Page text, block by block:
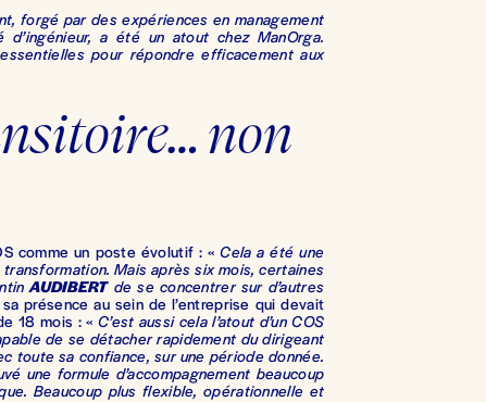
forgé par des expériences en management
a été un atout chez ManOrga.
pour répondre efficacement aux
non
comme un poste évolutif : «Cela a été une
Mais après six mois, certaines
AUDIBERTde se concentrer sur d’autres
présence au sein de l’entreprise qui devait
18 mois : « C’est aussi cela l’atout d’un COS
de se détacher rapidement du dirigeant
toute sa confiance, sur une période donnée.
une formule d’accompagnement beaucoup
Beaucoup plus flexible, opérationnelle et